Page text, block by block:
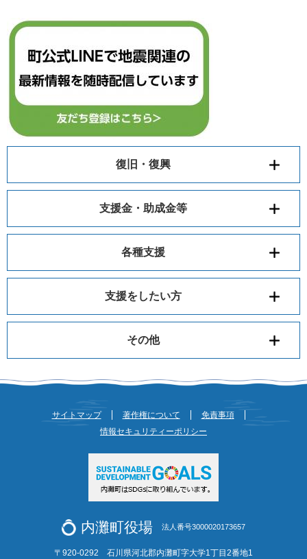
復旧・復興
支援金・助成金等
各種支援
支援をしたい方
その他
サイトマップ 著作権について
免責事項
情報セキュリティーポリシー
内灘町役場 法人番号3000020173657
〒920-0292 石川県河北郡内灘町字大学1丁目2番地1